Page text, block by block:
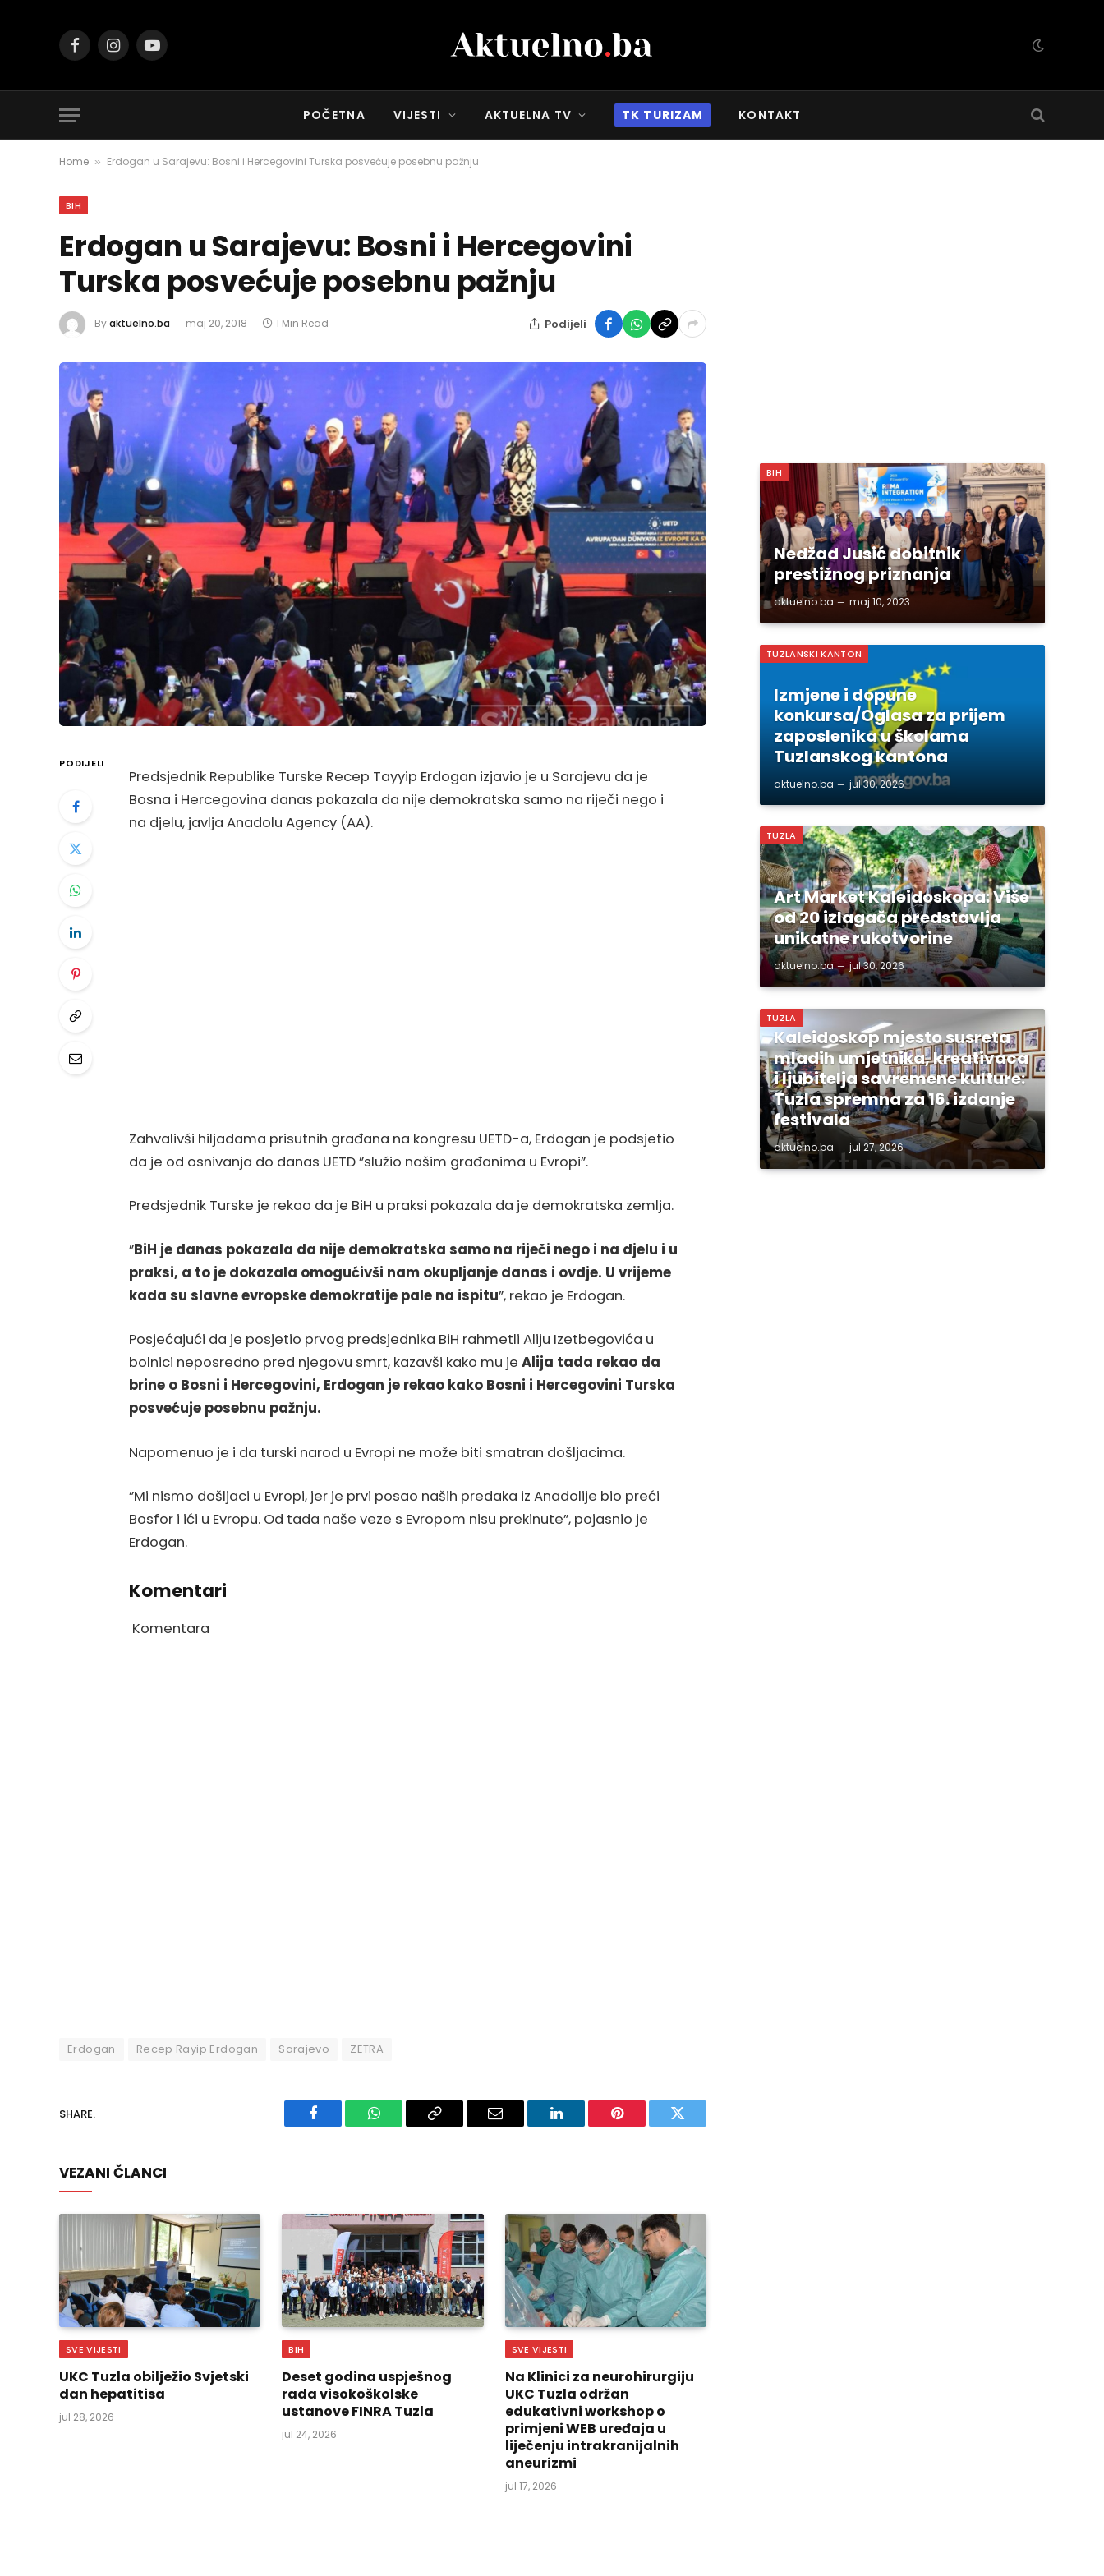
FacebookInstagramYouTube
POČETNA VIJESTI AKTUELNA TV TK TURIZAM KONTAKT
Home » Erdogan u Sarajevu: Bosni i Hercegovini Turska posvećuje posebnu pažnju
BIH
Erdogan u Sarajevu: Bosni i Hercegovini
Turska posvećuje posebnu pažnju
Byaktuelno.ba maj 20, 2018 1 Min Read Podijeli
PODIJELI
Predsjednik Republike Turske Recep Tayyip Erdogan izjavio je u Sarajevu da je
Bosna i Hercegovina danas pokazala da nije demokratska samo na riječi nego i
na djelu, javlja Anadolu Agency (AA).
Zahvalivši hiljadama prisutnih građana na kongresu UETD-a, Erdogan je podsjetio
da je od osnivanja do danas UETD ”služio našim građanima u Evropi”.
Predsjednik Turske je rekao da je BiH u praksi pokazala da je demokratska zemlja.
”BiH je danas pokazala da nije demokratska samo na riječi nego i na djelu i u
praksi, a to je dokazala omogućivši nam okupljanje danas i ovdje. U vrijeme
kada su slavne evropske demokratije pale na ispitu”, rekao je Erdogan.
Posjećajući da je posjetio prvog predsjednika BiH rahmetli Aliju Izetbegovića u
bolnici neposredno pred njegovu smrt, kazavši kako mu je Alija tada rekao da
brine o Bosni i Hercegovini, Erdogan je rekao kako Bosni i Hercegovini Turska
posvećuje posebnu pažnju.
Napomenuo je i da turski narod u Evropi ne može biti smatran došljacima.
”Mi nismo došljaci u Evropi, jer je prvi posao naših predaka iz Anadolije bio preći
Bosfor i ići u Evropu. Od tada naše veze s Evropom nisu prekinute”, pojasnio je
Erdogan.
Komentari
Komentara
Erdogan Recep Rayip Erdogan Sarajevo ZETRA
SHARE.
Facebook WhatsAppCopy
Email LinkedIn Pinterest Twitter
VEZANI ČLANCI
SVE VIJESTI
UKC Tuzla obilježio Svjetski
dan hepatitisa
jul 28, 2026
BIH
Deset godina uspješnog
rada visokoškolske
ustanove FINRA Tuzla
jul 24, 2026
SVE VIJESTI
Na Klinici za neurohirurgiju
UKC Tuzla održan
edukativni workshop o
primjeni WEB uređaja u
liječenju intrakranijalnih
aneurizmi
jul 17, 2026
BIH
Nedžad Jusić dobitnik
prestižnog priznanja
aktuelno.ba maj 10, 2023
TUZLANSKI KANTON
Izmjene i dopune
konkursa/Oglasa za prijem
zaposlenika u školama
Tuzlanskog kantona
aktuelno.ba jul 30, 2026
TUZLA
Art Market Kaleidoskopa: Više
od 20 izlagača predstavlja
unikatne rukotvorine
aktuelno.ba jul 30, 2026
TUZLA
Kaleidoskop mjesto susreta
mladih umjetnika, kreativaca
i ljubitelja savremene kulture:
Tuzla spremna za 16. izdanje
festivala
aktuelno.ba jul 27, 2026